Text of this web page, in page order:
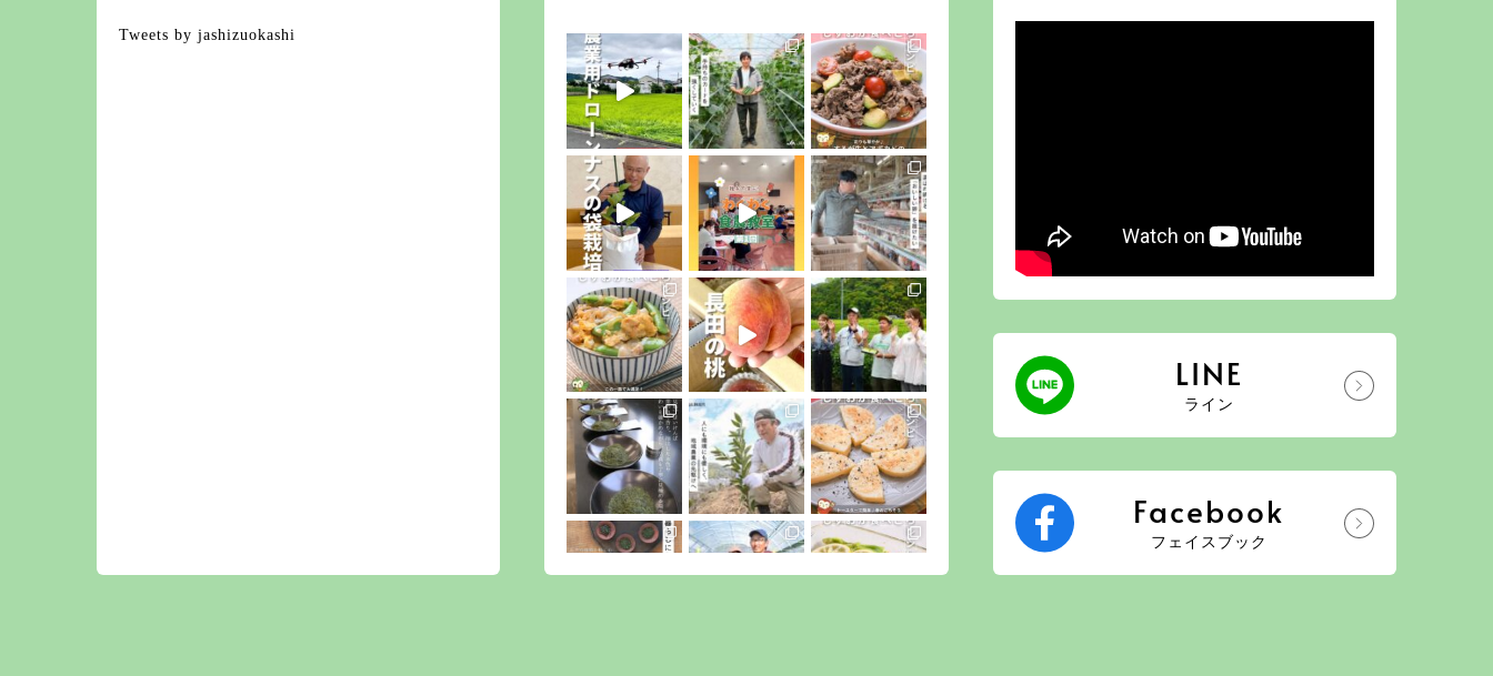
Tweets by jashizuokashi
LINE
ライン
Facebook
フェイスブック